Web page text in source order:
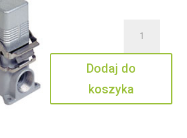
10
PV
Dodaj do
koszyka